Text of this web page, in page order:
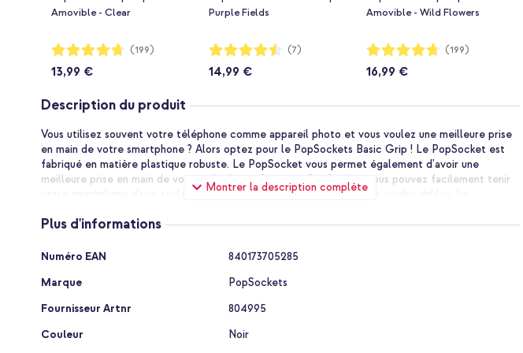
Amovible - Clear
Notation:
94%
(199)
13,99 €
Purple Fields
Notation:
89%
(7)
14,99 €
Amovible - Wild Flowers
Notation:
94%
(199)
16,99 €
Description du produit
Montrer la description complète
Vous utilisez souvent votre téléphone comme appareil photo et vous voulez une meilleure prise
en main de votre smartphone ? Alors optez pour le PopSockets Basic Grip ! Le PopSocket est
fabriqué en matière plastique robuste. Le PopSocket vous permet également d'avoir une
meilleure prise en main de votre téléphone. Grâce au PopSocket, vous pouvez facilement tenir
votre smartphone d'une seule main et prendre facilement des selfies ou des vidéos. Le
le visionnage de vidéos. Vous pouvez également enrouler les fils de vos écouteurs autour du
Le PopSocket vous permet d'avoir une meilleure prise en main de votre téléphone. Cela vous
chances de le laisser tomber. En outre, vous pouvez appuyer sur le bouton du téléphone lorsque
vous ne voulez pas utiliser le PopSocket, de sorte qu'il prend peu de place. Vous pouvez
Plus d'informations
Plus
Numéro EAN
840173705285
Marque
PopSockets
Fournisseur Artnr
804995
Couleur
Noir